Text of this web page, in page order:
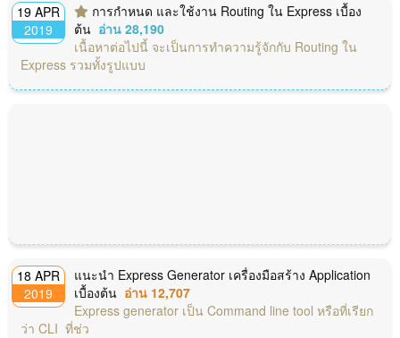
19 APR
2019
การกำหนด และใช้งาน Routing ใน Express เบื้อง
ต้น อ่าน 28,190
เนื้อหาต่อไปนี้ จะเป็นการทำความรู้จักกับ Routing ใน
Express รวมทั้งรูปแบบ
18 APR
2019
แนะนำ Express Generator เครื่องมือสร้าง Application
เบื้องต้น อ่าน 12,707
Express generator เป็น Command line tool หรือที่เรียก
ว่า CLI ที่ช่ว